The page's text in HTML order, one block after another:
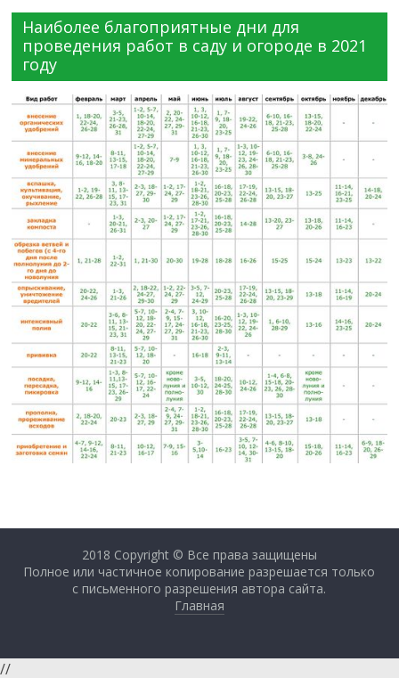
Наиболее благоприятные дни для
проведения работ в саду и огороде в 2021
году
2018 Copyright © Все права защищены
Полное или частичное копирование разрешается только
с письменного разрешения автора сайта.
Главная
//